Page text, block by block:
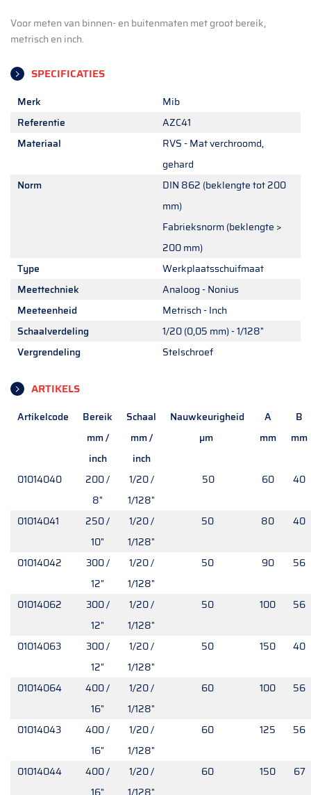
Voor meten van binnen- en buitenmaten met groot bereik,
metrisch en inch.
SPECIFICATIES
Merk
Mib
Referentie
AZC41
Materiaal
RVS - Mat verchroomd,
gehard
Norm
DIN 862 (beklengte tot 200
mm)
Fabrieksnorm (beklengte >
200 mm)
Type
Werkplaatsschuifmaat
Meettechniek
Analoog - Nonius
Meeteenheid
Metrisch - Inch
Schaalverdeling
1/20 (0,05 mm) - 1/128"
Vergrendeling
Stelschroef
ARTIKELS
Artikelcode
Bereik
mm /
inch
Schaal
mm /
inch
Nauwkeurigheid
µm
A
mm
B
mm
01014040
200 /
8"
1/20 /
1/128"
50 60 40
01014041
250 /
10"
1/20 /
1/128"
50 80 40
01014042
300 /
12"
1/20 /
1/128"
50 90 56
01014062
300 /
12"
1/20 /
1/128"
50 100 56
01014063
300 /
12"
1/20 /
1/128"
50 150 40
01014064
400 /
16"
1/20 /
1/128"
60 100 56
01014043
400 /
16"
1/20 /
1/128"
60 125 56
01014044
400 /
1/20 /
60 150 67